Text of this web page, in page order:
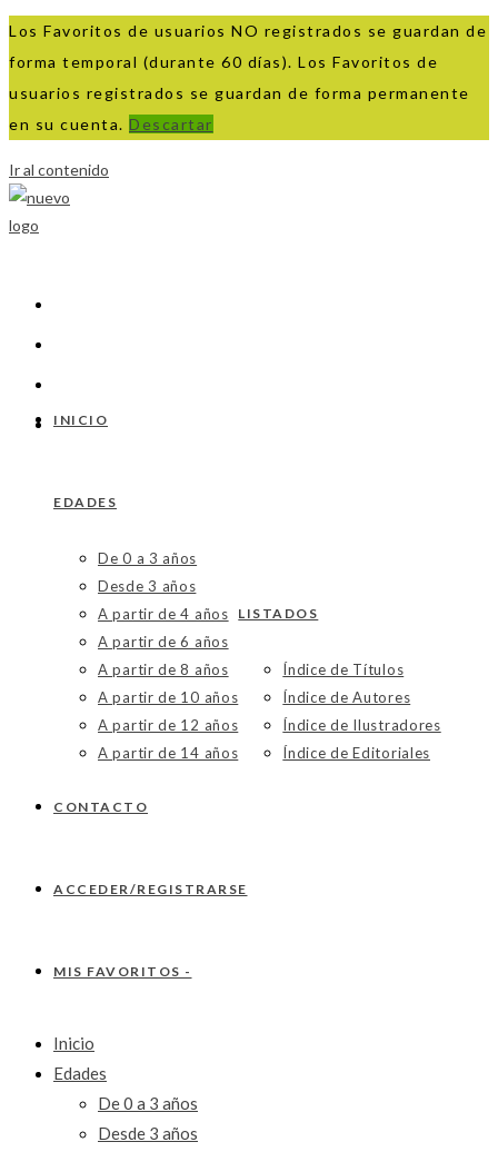
Los Favoritos de usuarios NO registrados se guardan de
forma temporal (durante 60 días). Los Favoritos de
usuarios registrados se guardan de forma permanente
en su cuenta. Descartar
Ir al contenido
INICIO
EDADES
De 0 a 3 años
Desde 3 años
A partir de 4 años
A partir de 6 años
A partir de 8 años
A partir de 10 años
A partir de 12 años
A partir de 14 años
LISTADOS
Índice de Títulos
Índice de Autores
Índice de Ilustradores
Índice de Editoriales
CONTACTO
ACCEDER/REGISTRARSE
MIS FAVORITOS -
Inicio
Edades
De 0 a 3 años
Desde 3 años